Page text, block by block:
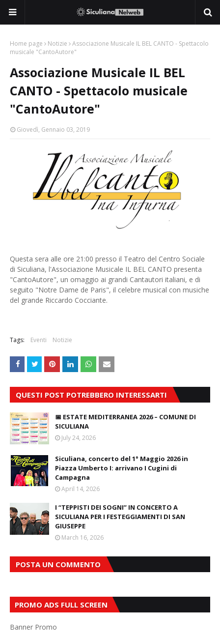
Home page Notizie
Associazione Musicale IL BEL CANTO - Spettacolo
musicale "CantoAutore"
Associazione Musicale IL BEL
CANTO - Spettacolo musicale
"CantoAutore"
Giovedì, Gennaio 03, 2019
Questa sera alle ore 21:00 presso il Teatro del Centro Sociale
di Siculiana, l'Associazione Musicale IL BEL CANTO presenta
"CantoAutore", un omaggio ai grandi Cantautori italiani, e di
seguito "Notre Dame de Paris", il celebre musical con musiche
del grande Riccardo Cocciante.
Tags: Eventi Notizie
QUESTI POST POTREBBERO INTERESSARTI
📅 ESTATE MEDITERRANEA 2026 – COMUNE DI
SICULIANA
July 24, 2026
Siculiana, concerto del 1° Maggio 2026 in
Piazza Umberto I: arrivano I Cugini di
Campagna
April 14, 2026
I “TEPPISTI DEI SOGNI” IN CONCERTO A
SICULIANA PER I FESTEGGIAMENTI DI SAN
GIUSEPPE
March 16, 2026
POSTA UN COMMENTO
PROMO ADS FULL SCREEN
Banner Promo